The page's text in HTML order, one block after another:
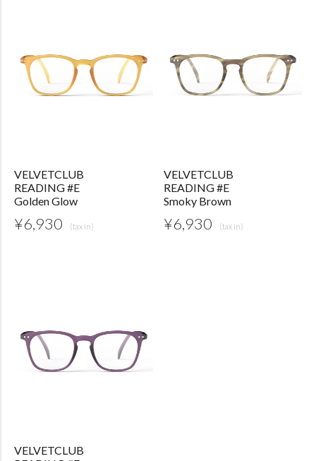
VELVETCLUB
READING #E
Golden Glow
¥6,930
VELVETCLUB
READING #E
Smoky Brown
¥6,930
VELVETCLUB